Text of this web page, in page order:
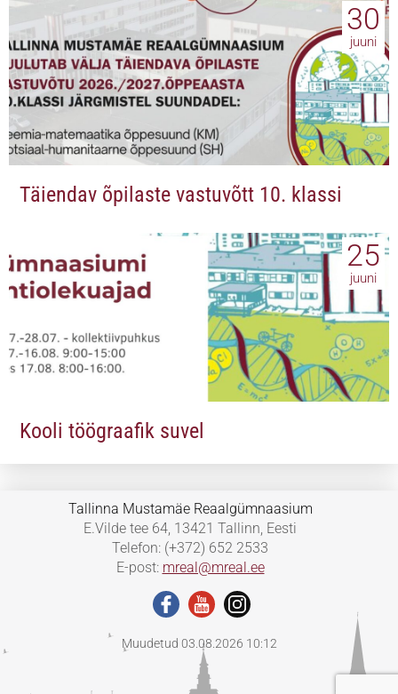
30
juuni
Täiendav õpilaste vastuvõtt 10. klassi
25
juuni
Kooli töögraafik suvel
Tallinna Mustamäe Reaalgümnaasium
E.Vilde tee 64, 13421 Tallinn, Eesti
Telefon: (+372) 652 2533
E-post: mreal@mreal.ee
Muudetud 03.08.2026 10:12